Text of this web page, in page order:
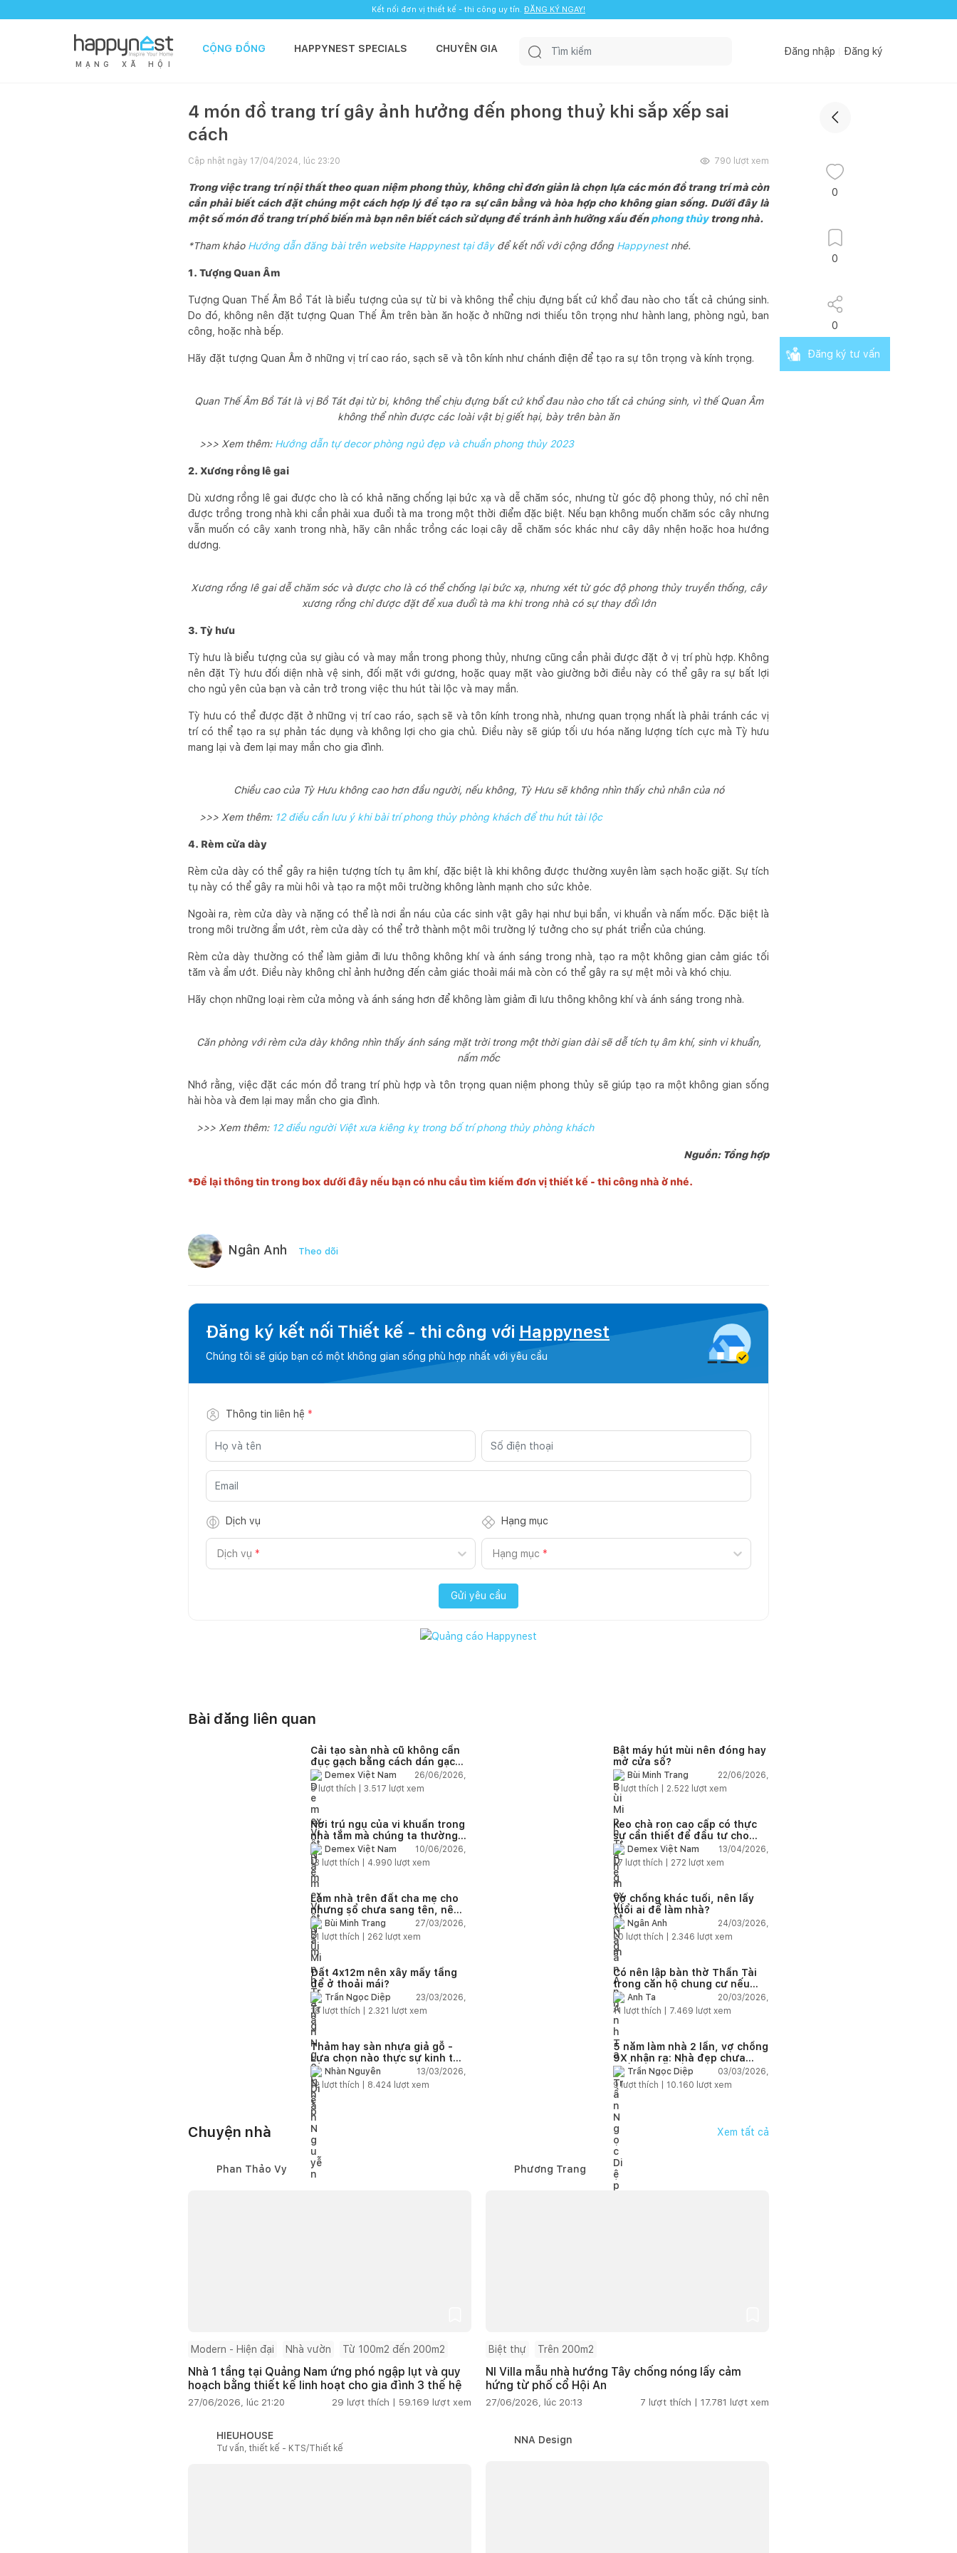
Kết nối đơn vị thiết kế - thi công uy tín. ĐĂNG KÝ NGAY!
M Ạ N G X Ã H Ộ I
CỘNG ĐỒNG HAPPYNEST SPECIALS CHUYÊN GIA Đăng nhập Đăng ký
4 món đồ trang trí gây ảnh hưởng đến phong thuỷ khi sắp xếp sai
cách
Cập nhật ngày 17/04/2024, lúc 23:20 790 lượt xem
Trong việc trang trí nội thất theo quan niệm phong thủy, không chỉ đơn giản là chọn lựa các món đồ trang trí mà còn
cần phải biết cách đặt chúng một cách hợp lý để tạo ra sự cân bằng và hòa hợp cho không gian sống. Dưới đây là
một số món đồ trang trí phổ biến mà bạn nên biết cách sử dụng để tránh ảnh hưởng xấu đếnphong thủytrong nhà.
*Tham khảo Hướng dẫn đăng bài trên website Happynest tại đâyđể kết nối với cộng đồng Happynest nhé.
1. Tượng Quan Âm
Tượng Quan Thế Âm Bồ Tát là biểu tượng của sự từ bi và không thể chịu đựng bất cứ khổ đau nào cho tất cả chúng sinh.
Do đó, không nên đặt tượng Quan Thế Âm trên bàn ăn hoặc ở những nơi thiếu tôn trọng như hành lang, phòng ngủ, ban
công, hoặc nhà bếp.
Hãy đặt tượng Quan Âm ở những vị trí cao ráo, sạch sẽ và tôn kính như chánh điện để tạo ra sự tôn trọng và kính trọng.
Quan Thế Âm Bồ Tát là vị Bồ Tát đại từ bi, không thể chịu đựng bất cứ khổ đau nào cho tất cả chúng sinh, vì thế Quan Âm
không thể nhìn được các loài vật bị giết hại, bày trên bàn ăn
>>> Xem thêm: Hướng dẫn tự decor phòng ngủ đẹp và chuẩn phong thủy 2023
2. Xương rồng lê gai
Dù xương rồng lê gai được cho là có khả năng chống lại bức xạ và dễ chăm sóc, nhưng từ góc độ phong thủy, nó chỉ nên
được trồng trong nhà khi cần phải xua đuổi tà ma trong một thời điểm đặc biệt. Nếu bạn không muốn chăm sóc cây nhưng
vẫn muốn có cây xanh trong nhà, hãy cân nhắc trồng các loại cây dễ chăm sóc khác như cây dây nhện hoặc hoa hướng
dương.
Xương rồng lê gai dễ chăm sóc và được cho là có thể chống lại bức xạ, nhưng xét từ góc độ phong thủy truyền thống, cây
xương rồng chỉ được đặt để xua đuổi tà ma khi trong nhà có sự thay đổi lớn
3. Tỳ hưu
Tỳ hưu là biểu tượng của sự giàu có và may mắn trong phong thủy, nhưng cũng cần phải được đặt ở vị trí phù hợp. Không
nên đặt Tỳ hưu đối diện nhà vệ sinh, đối mặt với gương, hoặc quay mặt vào giường bởi điều này có thể gây ra sự bất lợi
cho ngủ yên của bạn và cản trở trong việc thu hút tài lộc và may mắn.
Tỳ hưu có thể được đặt ở những vị trí cao ráo, sạch sẽ và tôn kính trong nhà, nhưng quan trọng nhất là phải tránh các vị
trí có thể tạo ra sự phản tác dụng và không lợi cho gia chủ. Điều này sẽ giúp tối ưu hóa năng lượng tích cực mà Tỳ hưu
mang lại và đem lại may mắn cho gia đình.
Chiều cao của Tỳ Hưu không cao hơn đầu người, nếu không, Tỳ Hưu sẽ không nhìn thấy chủ nhân của nó
>>> Xem thêm: 12 điều cần lưu ý khi bài trí phong thủy phòng khách để thu hút tài lộc
4. Rèm cửa dày
Rèm cửa dày có thể gây ra hiện tượng tích tụ âm khí, đặc biệt là khi không được thường xuyên làm sạch hoặc giặt. Sự tích
tụ này có thể gây ra mùi hôi và tạo ra một môi trường không lành mạnh cho sức khỏe.
Ngoài ra, rèm cửa dày và nặng có thể là nơi ẩn náu của các sinh vật gây hại như bụi bẩn, vi khuẩn và nấm mốc. Đặc biệt là
trong môi trường ẩm ướt, rèm cửa dày có thể trở thành một môi trường lý tưởng cho sự phát triển của chúng.
Rèm cửa dày thường có thể làm giảm đi lưu thông không khí và ánh sáng trong nhà, tạo ra một không gian cảm giác tối
tăm và ẩm ướt. Điều này không chỉ ảnh hưởng đến cảm giác thoải mái mà còn có thể gây ra sự mệt mỏi và khó chịu.
Hãy chọn những loại rèm cửa mỏng và ánh sáng hơn để không làm giảm đi lưu thông không khí và ánh sáng trong nhà.
Căn phòng với rèm cửa dày không nhìn thấy ánh sáng mặt trời trong một thời gian dài sẽ dễ tích tụ âm khí, sinh vi khuẩn,
nấm mốc
Nhớ rằng, việc đặt các món đồ trang trí phù hợp và tôn trọng quan niệm phong thủy sẽ giúp tạo ra một không gian sống
hài hòa và đem lại may mắn cho gia đình.
>>> Xem thêm: 12 điều người Việt xưa kiêng kỵ trong bố trí phong thủy phòng khách
Nguồn: Tổng hợp
*Để lại thông tin trong box dưới đây nếu bạn có nhu cầu tìm kiếm đơn vị thiết kế - thi công nhà ở nhé.
Ngân Anh Theo dõi
Đăng ký kết nối Thiết kế - thi công với Happynest
Chúng tôi sẽ giúp bạn có một không gian sống phù hợp nhất với yêu cầu
Thông tin liên hệ *
Dịch vụ
Dịch vụ *
Hạng mục
Hạng mục *
Gửi yêu cầu
Bài đăng liên quan
Cải tạo sàn nhà cũ không cần
đục gạch bằng cách dán gạch
chồng gạch có được không?
Demex Việt Nam
26/06/2026,
8lượt thích | 3.517 lượt xem
Bật máy hút mùi nên đóng hay
mở cửa sổ?
Bùi Minh Trang
22/06/2026,
4lượt thích | 2.522 lượt xem
Nơi trú ngụ của vi khuẩn trong
nhà tắm mà chúng ta thường
bỏ qua
Demex Việt Nam
10/06/2026,
13 lượt thích | 4.990 lượt xem
Keo chà ron cao cấp có thực
sự cần thiết để đầu tư cho
nhà ở dân dụng?
Demex Việt Nam
13/04/2026,
17 lượt thích | 272 lượt xem
Làm nhà trên đất cha mẹ cho
nhưng sổ chưa sang tên, nên
xem tuổi ai?
Bùi Minh Trang
27/03/2026,
21
lượt thích | 262 lượt xem
Vợ chồng khác tuổi, nên lấy
tuổi ai để làm nhà?
Ngân Anh
24/03/2026,
20 lượt thích | 2.346 lượt xem
Đất 4x12m nên xây mấy tầng
để ở thoải mái?
Trần Ngọc Diệp
23/03/2026,
18 lượt thích | 2.321 lượt xem
Có nên lập bàn thờ Thần Tài
trong căn hộ chung cư nếu
bán hàng online?
Anh Ta
20/03/2026,
11
lượt thích | 7.469 lượt xem
Thảm hay sàn nhựa giả gỗ -
Lựa chọn nào thực sự kinh tế
cho bài toán lâu dài?
Nhàn Nguyễn
13/03/2026,
12 lượt thích | 8.424 lượt xem
5 năm làm nhà 2 lần, vợ chồng
9X nhận ra: Nhà đẹp chưa
chắc đã dễ sống!
Trần Ngọc Diệp
03/03/2026,
9 lượt thích | 10.160 lượt xem
Chuyện nhà Xem tất cả
Phan Thảo Vy
Modern - Hiện đại Nhà vườn Từ 100m2 đến 200m2
Nhà 1 tầng tại Quảng Nam ứng phó ngập lụt và quy
hoạch bằng thiết kế linh hoạt cho gia đình 3 thế hệ
27/06/2026, lúc 21:20 29 lượt thích | 59.169 lượt xem
Phương Trang
Biệt thự Trên 200m2
NI Villa mẫu nhà hướng Tây chống nóng lấy cảm
hứng từ phố cổ Hội An
27/06/2026, lúc 20:13 7 lượt thích | 17.781 lượt xem
HIEUHOUSE
Tư vấn, thiết kế - KTS/Thiết kế
NNA Design
0
0
0
Đăng ký tư vấn